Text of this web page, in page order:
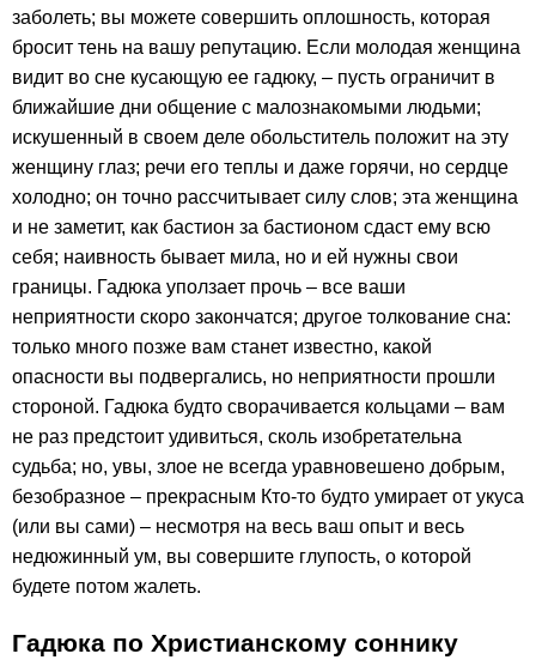
заболеть; вы можете совершить оплошность, которая
бросит тень на вашу репутацию. Если молодая женщина
видит во сне кусающую ее гадюку, – пусть ограничит в
ближайшие дни общение с малознакомыми людьми;
искушенный в своем деле обольститель положит на эту
женщину глаз; речи его теплы и даже горячи, но сердце
холодно; он точно рассчитывает силу слов; эта женщина
и не заметит, как бастион за бастионом сдаст ему всю
себя; наивность бывает мила, но и ей нужны свои
границы. Гадюка уползает прочь – все ваши
неприятности скоро закончатся; другое толкование сна:
только много позже вам станет известно, какой
опасности вы подвергались, но неприятности прошли
стороной. Гадюка будто сворачивается кольцами – вам
не раз предстоит удивиться, сколь изобретательна
судьба; но, увы, злое не всегда уравновешено добрым,
безобразное – прекрасным Кто-то будто умирает от укуса
(или вы сами) – несмотря на весь ваш опыт и весь
недюжинный ум, вы совершите глупость, о которой
будете потом жалеть.
Гадюка по Христианскому соннику